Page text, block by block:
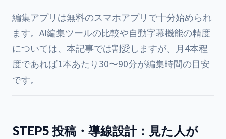
編集アプリは無料のスマホアプリで十分始められ
ます。AI編集ツールの比較や自動字幕機能の精度
については、本記事では割愛しますが、月4本程
度であれば1本あたり30〜90分が編集時間の目安
です。
STEP5 投稿・導線設計：見た人が